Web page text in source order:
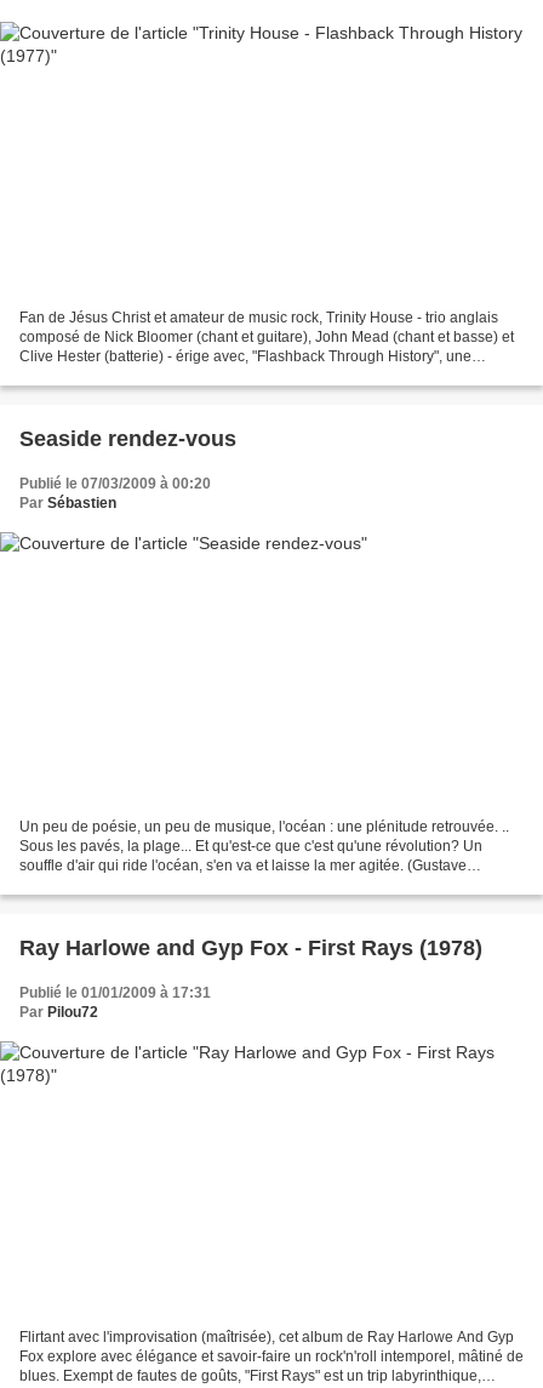
Fan de Jésus Christ et amateur de music rock, Trinity House - trio anglais
composé de Nick Bloomer (chant et guitare), John Mead (chant et basse) et
Clive Hester (batterie) - érige avec, "Flashback Through History", une
Seaside rendez-vous
Publié le 07/03/2009 à 00:20
Par Sébastien
Un peu de poésie, un peu de musique, l'océan : une plénitude retrouvée. ..
Sous les pavés, la plage... Et qu'est-ce que c'est qu'une révolution? Un
souffle d'air qui ride l'océan, s'en va et laisse la mer agitée. (Gustave
Ray Harlowe and Gyp Fox - First Rays (1978)
Publié le 01/01/2009 à 17:31
Par Pilou72
Flirtant avec l'improvisation (maîtrisée), cet album de Ray Harlowe And Gyp
Fox explore avec élégance et savoir-faire un rock'n'roll intemporel, mâtiné de
blues. Exempt de fautes de goûts, "First Rays" est un trip labyrinthique,